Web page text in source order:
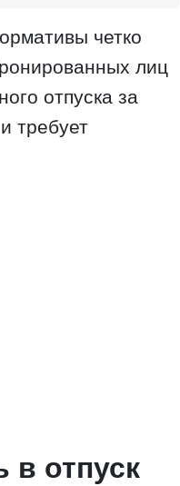
четко
лиц
отпуска за
требует
в отпуск